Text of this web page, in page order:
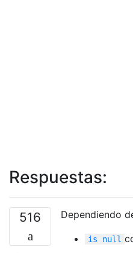
Respuestas:
516 Dependiendo
is null